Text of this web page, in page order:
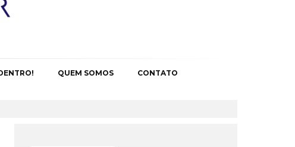
QUEM SOMOS CONTATO